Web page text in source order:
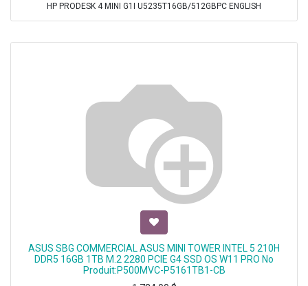
HP PRODESK 4 MINI G1I U5235T16GB/512GBPC ENGLISH
ASUS SBG COMMERCIAL ASUS MINI TOWER INTEL 5 210H
DDR5 16GB 1TB M.2 2280 PCIE G4 SSD OS W11 PRO No
Produit:P500MVC-P5161TB1-CB